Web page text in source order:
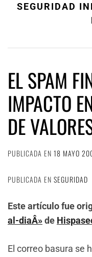
SEGURIDAD
EL SPAM
IMPACTO
DE
PUBLICADA EN 18 MAYO
PUBLICADA EN SEGURIDAD
Este artículo fue
al-diaÂ»de
El correo basura se